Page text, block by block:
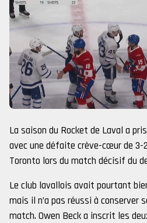
La saison du Rocket de Laval a
avec une défaite crève-cœur de 3-
Toronto lors du match décisif du
Le club lavallois avait pourtant
mais il n’a pas réussi à conserver
match. Owen Beck a inscrit les